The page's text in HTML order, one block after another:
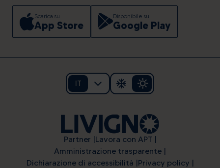
Scarica su
App Store
Disponibile su
Google Play
IT
Partner Lavora con APT
Amministrazione trasparente
Dichiarazione di accessibilità Privacy policy